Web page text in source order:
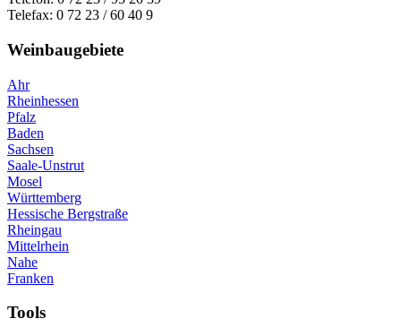
Telefax: 0 72 23 / 60 40 9
Weinbaugebiete
Ahr
Rheinhessen
Pfalz
Baden
Sachsen
Saale-Unstrut
Mosel
Württemberg
Hessische Bergstraße
Rheingau
Mittelrhein
Nahe
Franken
Tools